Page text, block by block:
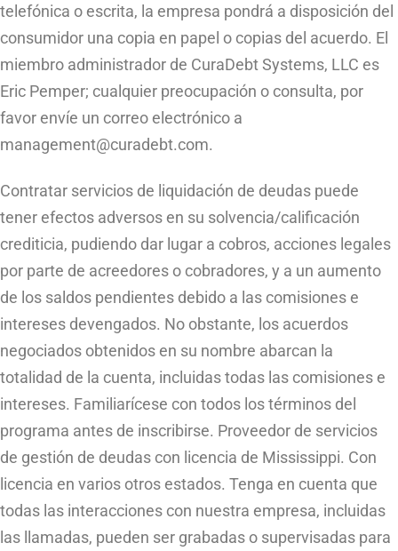
telefónica o escrita, la empresa pondrá a disposición del
consumidor una copia en papel o copias del acuerdo. El
miembro administrador de CuraDebt Systems, LLC es
Eric Pemper; cualquier preocupación o consulta, por
favor envíe un correo electrónico a
management@curadebt.com.
Contratar servicios de liquidación de deudas puede
tener efectos adversos en su solvencia/calificación
crediticia, pudiendo dar lugar a cobros, acciones legales
por parte de acreedores o cobradores, y a un aumento
de los saldos pendientes debido a las comisiones e
intereses devengados. No obstante, los acuerdos
negociados obtenidos en su nombre abarcan la
totalidad de la cuenta, incluidas todas las comisiones e
intereses. Familiarícese con todos los términos del
programa antes de inscribirse. Proveedor de servicios
de gestión de deudas con licencia de Mississippi. Con
licencia en varios otros estados. Tenga en cuenta que
todas las interacciones con nuestra empresa, incluidas
las llamadas, pueden ser grabadas o supervisadas para